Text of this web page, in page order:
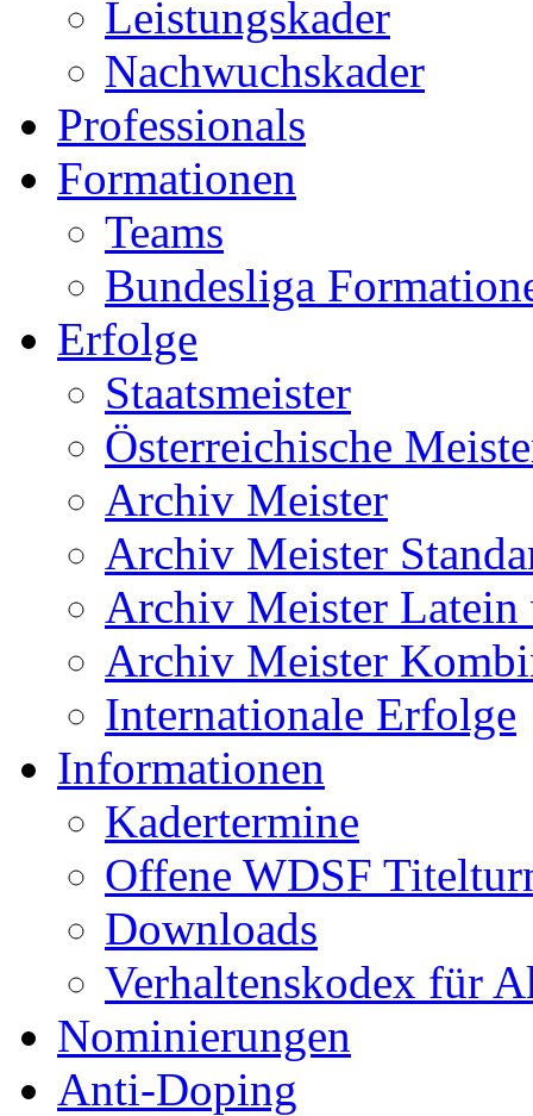
Leistungskader
Nachwuchskader
Professionals
Formationen
Teams
Bundesliga
Erfolge
Staatsmeister
Österreichische
Archiv Meister
Archiv Meister
Archiv Meister Latein
Archiv Meister
Internationale Erfolge
Informationen
Kadertermine
Offene WDSF
Downloads
Verhaltenskodex für
Nominierungen
Anti-Doping